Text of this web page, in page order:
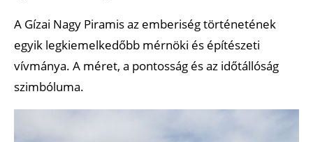
A Gízai Nagy Piramis az emberiség történetének
egyik legkiemelkedőbb mérnöki és építészeti
vívmánya. A méret, a pontosság és az időtállóság
szimbóluma.